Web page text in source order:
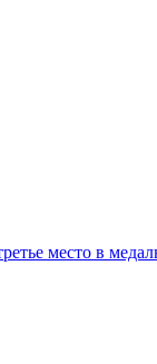
место в